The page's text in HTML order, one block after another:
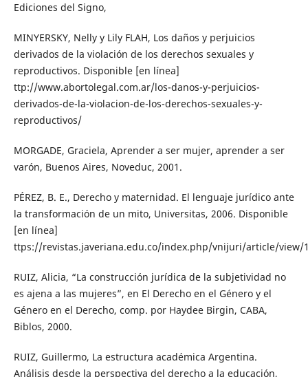
Ediciones del Signo,
MINYERSKY, Nelly y Lily FLAH, Los daños y perjuicios
derivados de la violación de los derechos sexuales y
reproductivos. Disponible [en línea]
ttp://www.abortolegal.com.ar/los-danos-y-perjuicios-
derivados-de-la-violacion-de-los-derechos-sexuales-y-
reproductivos/
MORGADE, Graciela, Aprender a ser mujer, aprender a ser
varón, Buenos Aires, Noveduc, 2001.
PÉREZ, B. E., Derecho y maternidad. El lenguaje jurídico ante
la transformación de un mito, Universitas, 2006. Disponible
[en línea]
ttps://revistas.javeriana.edu.co/index.php/vnijuri/article/view/
RUIZ, Alicia, “La construcción jurídica de la subjetividad no
es ajena a las mujeres”, en El Derecho en el Género y el
Género en el Derecho, comp. por Haydee Birgin, CABA,
Biblos, 2000.
RUIZ, Guillermo, La estructura académica Argentina.
Análisis desde la perspectiva del derecho a la educación,